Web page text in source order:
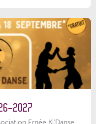
2027
Ernée Ki'Danse